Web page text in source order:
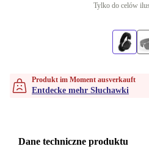
Tylko do celów
Produkt im Moment ausverkauft
Entdecke mehr Słuchawki
Dane techniczne produktu